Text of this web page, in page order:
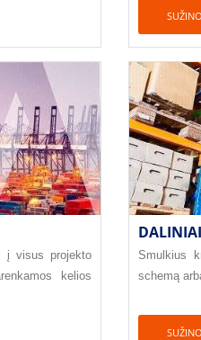
į visus projekto
kelios
Smulkius
schemą